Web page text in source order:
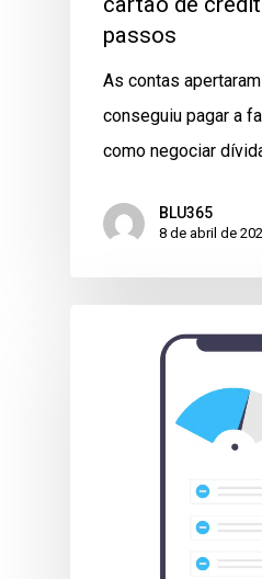
passos
As contas
conseguiu pagar a
como negociar
BLU365
8 de abril de